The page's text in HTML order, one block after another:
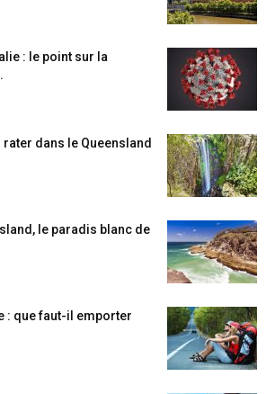
: le point sur la
rater dans le Queensland
le paradis blanc de
: que faut-il emporter